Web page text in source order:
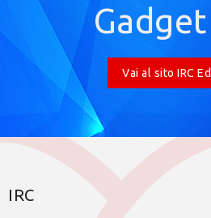
Gadget
Vai al sito IRC
IRC